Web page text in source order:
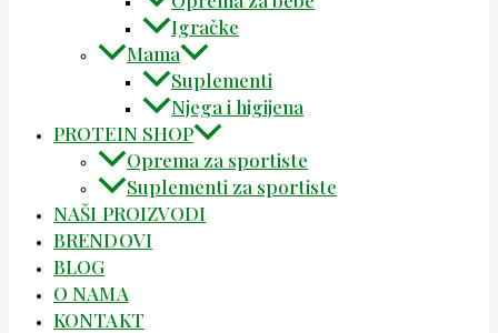
Igračke
Mama
Suplementi
Njega i higijena
PROTEIN SHOP
Oprema za sportiste
Suplementi za sportiste
NAŠI PROIZVODI
BRENDOVI
BLOG
O NAMA
KONTAKT